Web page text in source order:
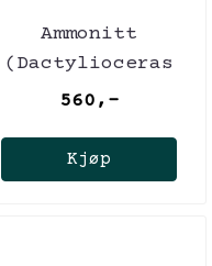
Ammonitt
(Dactylioceras
sp.) i gaveeske
560,-
Kjøp